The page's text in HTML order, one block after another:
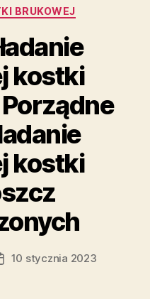
BRUKOWEJ
kostki
kostki
10 stycznia 2023